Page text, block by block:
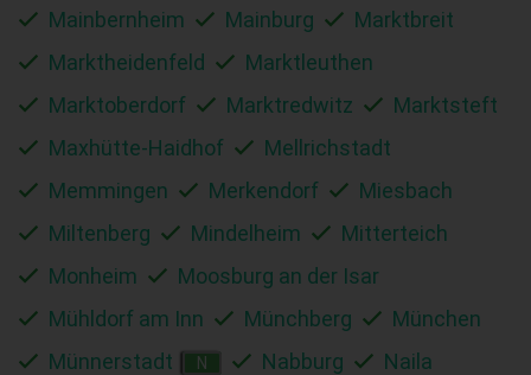
Mainbernheim Mainburg
Marktbreit
Marktheidenfeld
Marktleuthen
Marktoberdorf
Marktredwitz
Marktsteft
Maxhütte-Haidhof
Mellrichstadt
Memmingen
Merkendorf
Miesbach
Miltenberg
Mindelheim
Mitterteich
Monheim
Moosburg an der Isar
Mühldorf am Inn
Münchberg
München
Münnerstadt
N Nabburg
Naila